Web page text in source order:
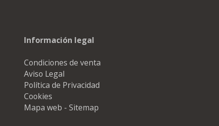
Información legal
Condiciones de venta
Aviso Legal
Política de Privacidad
Cookies
Mapa web - Sitemap